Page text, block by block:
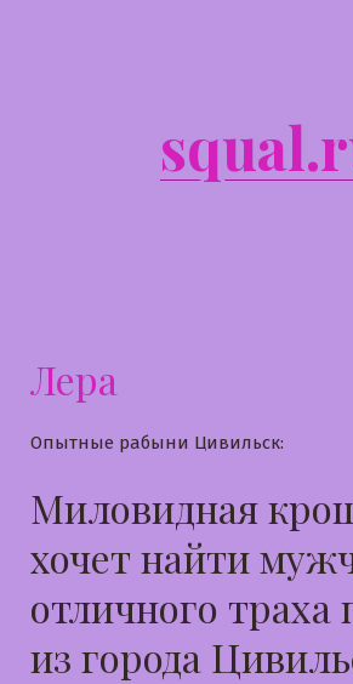
Лера
Опытные рабыни Цивильск:
Миловидная
хочет найти
отличного траха
из города